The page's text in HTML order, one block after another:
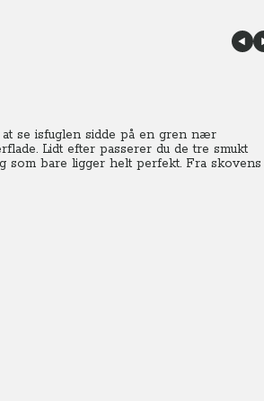
se isfuglen sidde på en gren nær
Lidt efter passerer du de tre smukt
som bare ligger helt perfekt. Fra skovens